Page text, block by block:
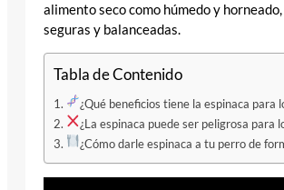
alimento seco como húmedo y
seguras y balanceadas.
Tabla de Contenido
¿Qué beneficios tiene la espinaca para
¿La espinaca puede ser peligrosa para
¿Cómo darle espinaca a tu perro de